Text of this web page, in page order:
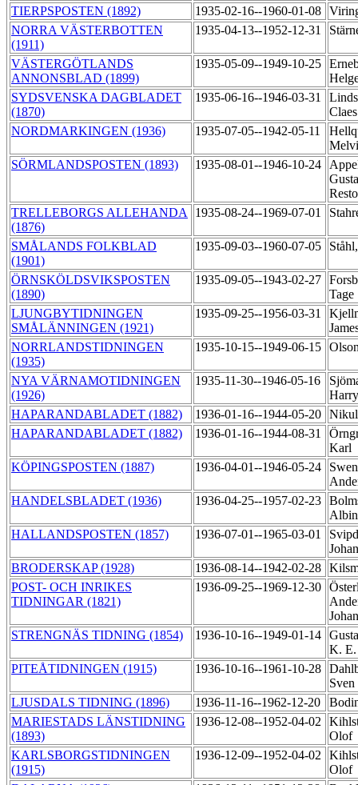
TIERPSPOSTEN (1892) 1935-02-16--1960-01-08
NORRA VÄSTERBOTTEN
(1911)
1935-04-13--1952-12-31
VÄSTERGÖTLANDS
ANNONSBLAD (1899)
1935-05-09--1949-10-25
SYDSVENSKA DAGBLADET
(1870)
1935-06-16--1946-03-31
NORDMARKINGEN (1936)
1935-07-05--1942-05-11
SÖRMLANDSPOSTEN (1893)
1935-08-01--1946-10-24
TRELLEBORGS ALLEHANDA
(1876)
1935-08-24--1969-07-01
SMÅLANDS FOLKBLAD
(1901)
1935-09-03--1960-07-05
ÖRNSKÖLDSVIKSPOSTEN
(1890)
1935-09-05--1943-02-27
Tage
LJUNGBYTIDNINGEN
SMÅLÄNNINGEN (1921)
1935-09-25--1956-03-31
NORRLANDSTIDNINGEN
(1935)
1935-10-15--1949-06-15
NYA VÄRNAMOTIDNINGEN
(1926)
1935-11-30--1946-05-16
HAPARANDABLADET (1882)
1936-01-16--1944-05-20
HAPARANDABLADET (1882)
1936-01-16--1944-08-31
Karl
KÖPINGSPOSTEN (1887)
1936-04-01--1946-05-24
HANDELSBLADET (1936)
1936-04-25--1957-02-23
HALLANDSPOSTEN (1857)
1936-07-01--1965-03-01
BRODERSKAP (1928)
1936-08-14--1942-02-28
POST- OCH INRIKES
TIDNINGAR (1821)
1936-09-25--1969-12-30
STRENGNÄS TIDNING (1854)
1936-10-16--1949-01-14
K.
PITEÅTIDNINGEN (1915)
1936-10-16--1961-10-28
Sven
LJUSDALS TIDNING (1896)
1936-11-16--1962-12-20
MARIESTADS LÄNSTIDNING
(1893)
1936-12-08--1952-04-02
Olof
KARLSBORGSTIDNINGEN
(1915)
1936-12-09--1952-04-02
Olof